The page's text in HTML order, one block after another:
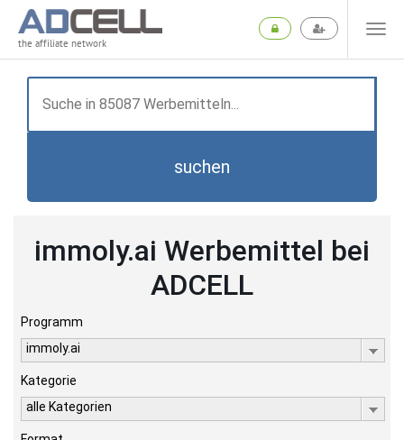
the affiliate network
suchen
immoly.ai Werbemittel bei
ADCELL
Programm
immoly.ai
Kategorie
alle Kategorien